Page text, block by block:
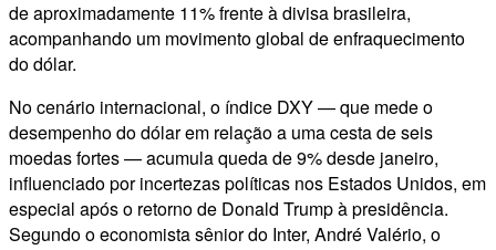
de aproximadamente 11% frente à divisa brasileira,
acompanhando um movimento global de enfraquecimento
do dólar.
No cenário internacional, o índice DXY — que mede o
desempenho do dólar em relação a uma cesta de seis
moedas fortes — acumula queda de 9% desde janeiro,
influenciado por incertezas políticas nos Estados Unidos, em
especial após o retorno de Donald Trump à presidência.
Segundo o economista sênior do Inter, André Valério, o